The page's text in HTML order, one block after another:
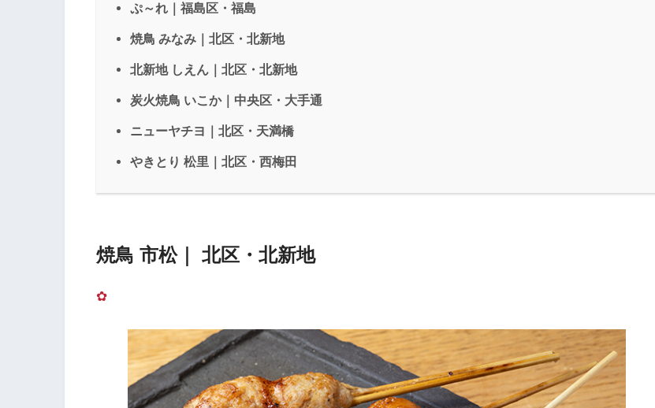
ぷ～れ｜福島区・福島
焼鳥 みなみ｜北区・北新地
北新地 しえん｜北区・北新地
炭火焼鳥 いこか｜中央区・大手通
ニューヤチヨ｜北区・天満橋
やきとり 松里｜北区・西梅田
焼鳥 市松｜ 北区・北新地
✿